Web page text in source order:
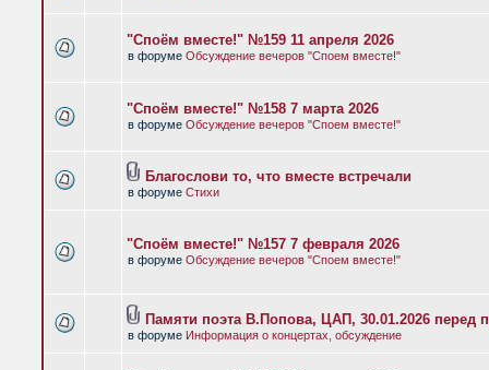
"Споём вместе!" №159 11 апреля 2026
в форуме Обсуждение вечеров "Споем вместе!"
"Споём вместе!" №158 7 марта 2026
в форуме Обсуждение вечеров "Споем вместе!"
Благослови то, что вместе встречали
в форуме Стихи
"Споём вместе!" №157 7 февраля 2026
в форуме Обсуждение вечеров "Споем вместе!"
Памяти поэта В.Попова, ЦАП, 30.01.2026 перед
в форуме Информация о концертах, обсуждение